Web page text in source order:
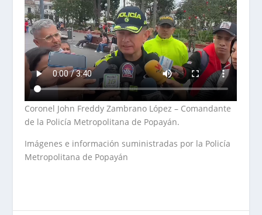
Coronel John Freddy Zambrano López – Comandante
de la Policía Metropolitana de Popayán.
Imágenes e información suministradas por la Policía
Metropolitana de Popayán